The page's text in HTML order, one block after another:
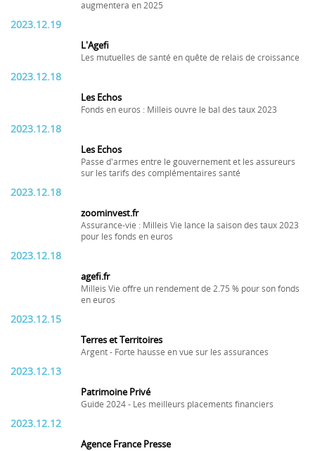
augmentera en 2025
2023.12.19
L'Agefi
Les mutuelles de santé en quête de relais de croissance
2023.12.18
Les Echos
Fonds en euros : Milleis ouvre le bal des taux 2023
2023.12.18
Les Echos
Passe d'armes entre le gouvernement et les assureurs
sur les tarifs des complémentaires santé
2023.12.18
zoominvest.fr
Assurance-vie : Milleis Vie lance la saison des taux 2023
pour les fonds en euros
2023.12.18
agefi.fr
Milleis Vie offre un rendement de 2.75 % pour son fonds
en euros
2023.12.15
Terres et Territoires
Argent - Forte hausse en vue sur les assurances
2023.12.13
Patrimoine Privé
Guide 2024 - Les meilleurs placements financiers
2023.12.12
Agence France Presse